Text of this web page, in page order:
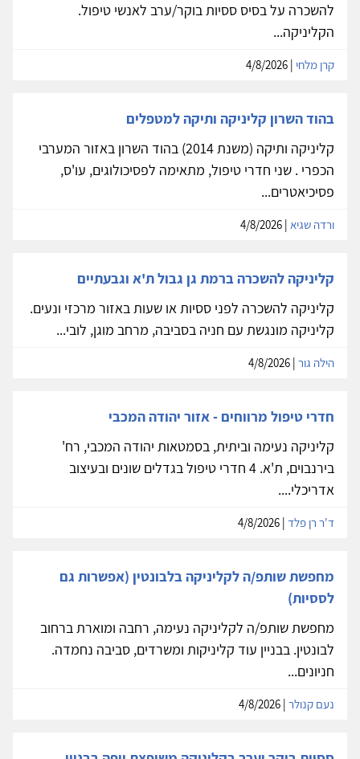
להשכרה על בסיס ססיות בוקר/ערב לאנשי טיפול.
הקליניקה...
קרן מלחי
בהוד השרון קליניקה ותיקה למטפלים
קליניקה ותיקה (משנת 2014) בהוד השרון באזור המערבי
הכפרי . שני חדרי טיפול, מתאימה לפסיכולוגים, עו'ס,
פסיכיאטרים...
ורדה שגיא
קליניקה להשכרה ברמת גן גבול ת'א וגבעתיים
קליניקה להשכרה לפני ססיות או שעות באזור מרכזי ונעים.
קליניקה מונגשת עם חניה בסביבה, מרחב מוגן, לובי...
הילה גור
חדרי טיפול מרווחים - אזור יהודה המכבי
קליניקה נעימה וביתית, בסמטאות יהודה המכבי, רח'
בירנבוים, ת'א. 4 חדרי טיפול בגדלים שונים ובעיצוב
אדריכלי....
ד'ר רן פלד
מחפשת שותפ/ה לקליניקה בלבונטין (אפשרות גם
לססיות)
מחפשת שותפ/ה לקליניקה נעימה, רחבה ומוארת ברחוב
לבונטין. בבניין עוד קליניקות ומשרדים, סביבה נחמדה.
חניונים...
נעם קנולר